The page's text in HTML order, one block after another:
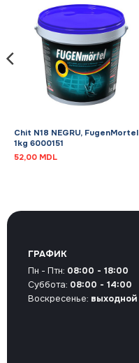
Chit N18 NEGRU, FugenMortel
1kg 6000151
52,00 MDL
ГРАФИК
Пн - Птн: 08:00 - 18:00
Суббота: 08:00 - 14:00
Воскресенье: выходной